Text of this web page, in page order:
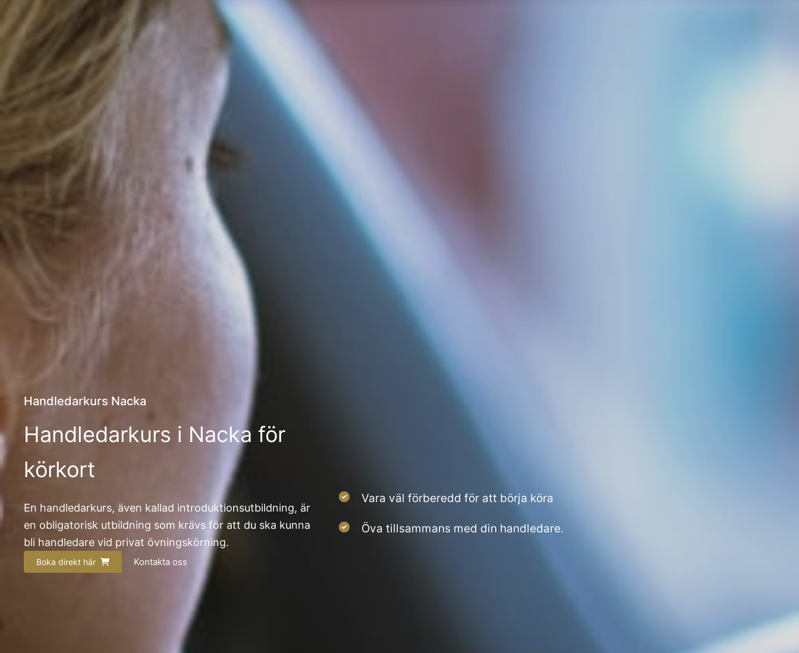
Handledarkurs Nacka
Handledarkurs i Nacka för
körkort
En handledarkurs, även kallad introduktionsutbildning, är
en obligatorisk utbildning som krävs för att du ska kunna
bli handledare vid privat övningskörning.
Boka direkt här Kontakta oss
Vara väl förberedd för att börja köra
Öva tillsammans med din handledare.